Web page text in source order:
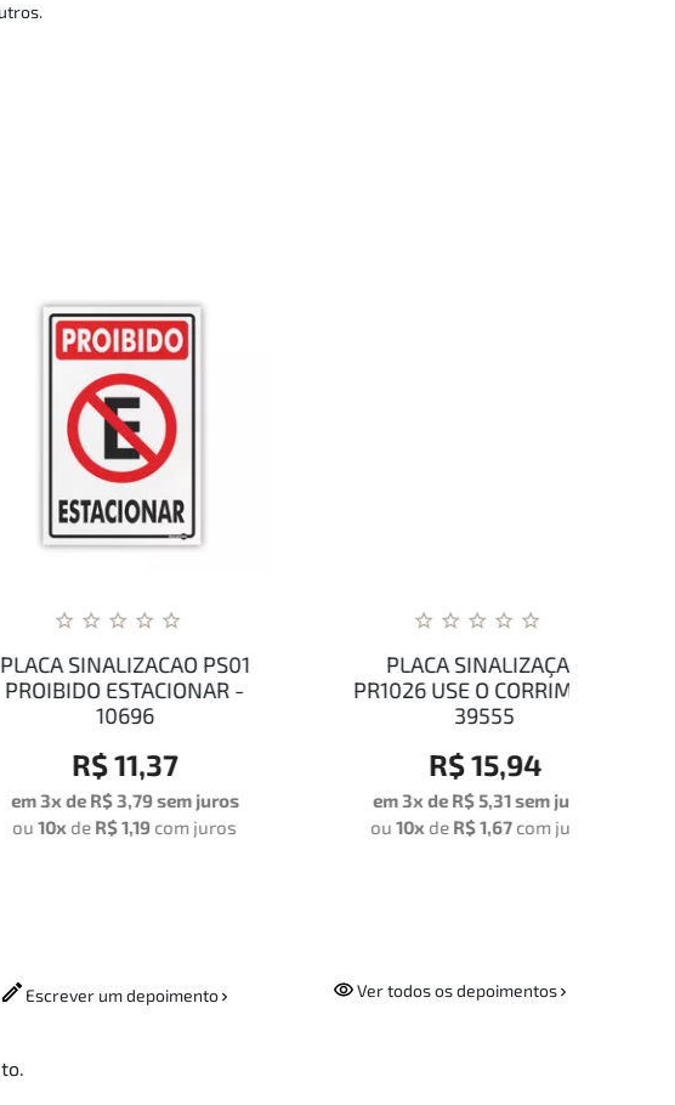
PS01
ESTACIONAR -
R$ 11,37
R$ 3,79sem juros
R$ 1,19 com juros
PLACA SINALIZAÇAO
PR1026 USE O CORRIMAO -
R$ 15,94
R$ 5,31 sem juros
R$ 1,67com juros
Escrever um depoimento Ver todos os depoimentos